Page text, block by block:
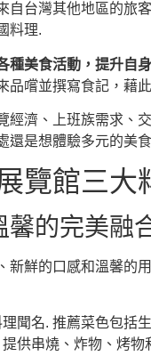
台灣其他地區的旅
料理.
種美食活動，提升自
品嚐並撰寫食記，藉
經濟、上班族需求、
是想體驗多元的美
覽館三大
馨的完美融
新鮮的口感和溫馨的
理聞名. 推薦菜色包括
提供串燒、炸物、烤